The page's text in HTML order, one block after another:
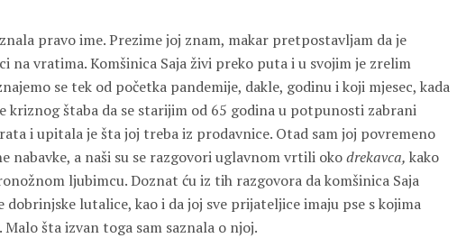
pravo ime. Prezime joj znam, makar pretpostavljam da je
na vratima. Komšinica Saja živi preko puta i u svojim je zrelim
se tek od početka pandemije, dakle, godinu i koji mjesec, kada
kriznog štaba da se starijim od 65 godina u potpunosti zabrani
i upitala je šta joj treba iz prodavnice. Otad sam joj povremeno
nabavke, a naši su se razgovori uglavnom vrtili okodrekavca, kako
ljubimcu. Doznat ću iz tih razgovora da komšinica Saja
lutalice, kao i da joj sve prijateljice imaju pse s kojima
šta izvan toga sam saznala o njoj.